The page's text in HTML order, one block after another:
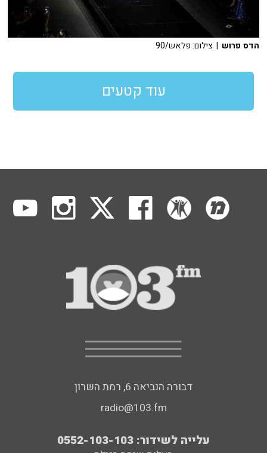
הדס פרוש | צילום: פלאש/90
עוד קטעים
דבורה הנביאה 6, רמת השרון
radio@103.fm
עלייה לשידור: 0552-103-103